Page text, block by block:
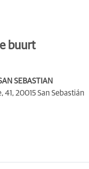
buurt
SEBASTIAN
41, 20015 San Sebastián